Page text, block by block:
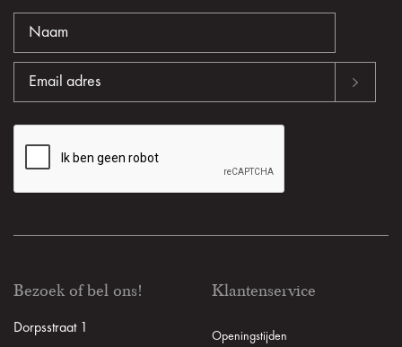
Bezoek of bel ons!
Dorpsstraat 1
Klantenservice
Openingstijden